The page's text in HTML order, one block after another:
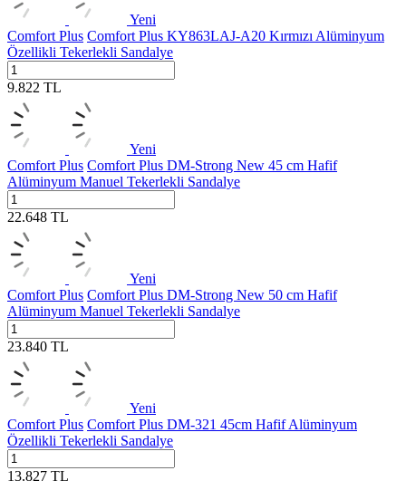
Yeni
Comfort Plus Comfort Plus KY863LAJ-A20 Kırmızı Alüminyum
Özellikli Tekerlekli Sandalye
9.822 TL
Yeni
Comfort Plus Comfort Plus DM-Strong New 45 cm Hafif
Alüminyum Manuel Tekerlekli Sandalye
22.648 TL
Yeni
Comfort Plus Comfort Plus DM-Strong New 50 cm Hafif
Alüminyum Manuel Tekerlekli Sandalye
23.840 TL
Yeni
Comfort Plus Comfort Plus DM-321 45cm Hafif Alüminyum
Özellikli Tekerlekli Sandalye
13.827 TL